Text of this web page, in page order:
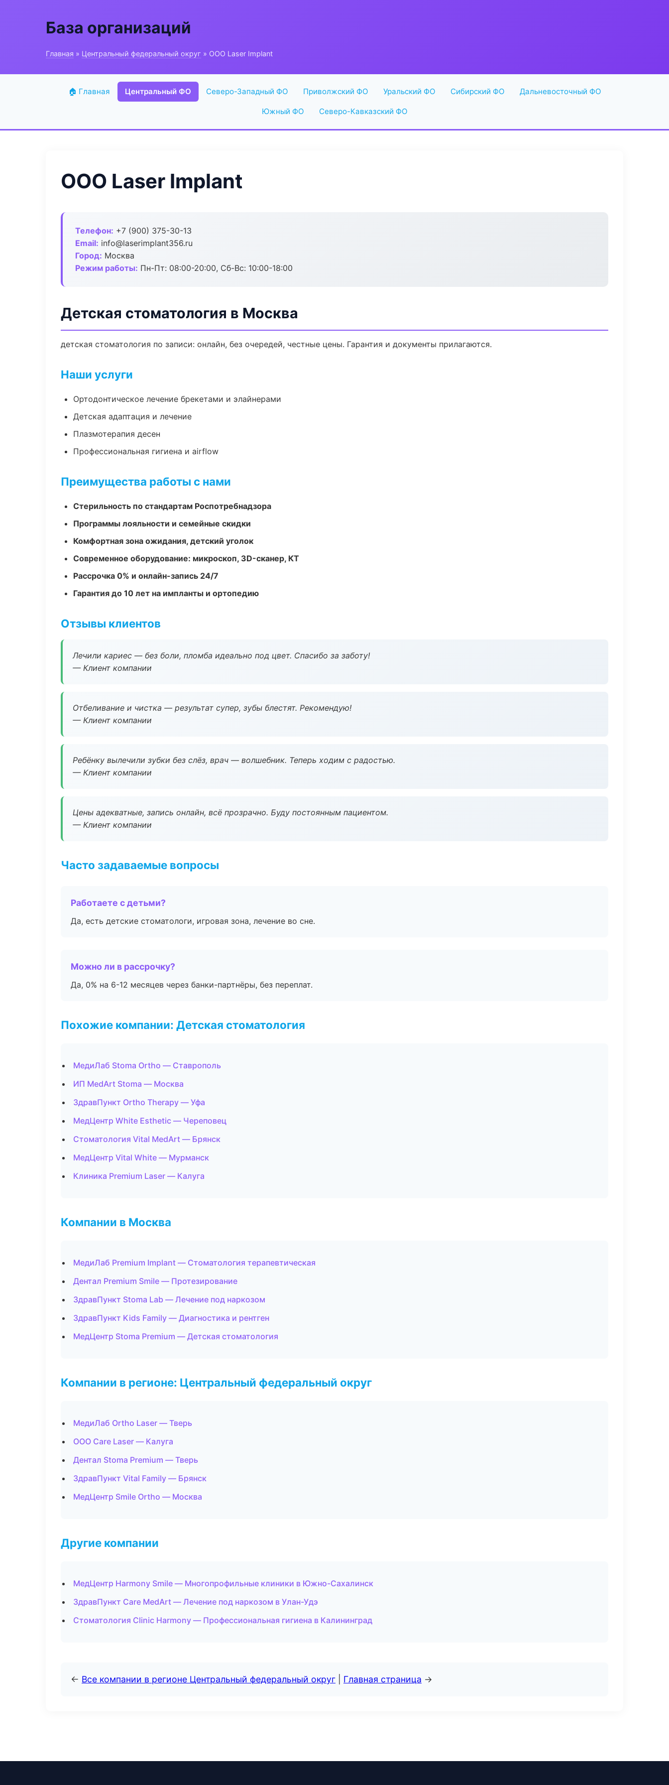
База организаций
Главная » Центральный федеральный округ » ООО Laser Implant
🏠 Главная Центральный ФО Северо-Западный ФО Приволжский ФО Уральский ФО Сибирский ФО Дальневосточный ФО
Южный ФО Северо-Кавказский ФО
ООО Laser Implant
Телефон: +7 (900) 375-30-13
Email: info@laserimplant356.ru
Город: Москва
Режим работы: Пн-Пт: 08:00-20:00, Сб-Вс: 10:00-18:00
Детская стоматология в Москва
детская стоматология по записи: онлайн, без очередей, честные цены. Гарантия и документы прилагаются.
Наши услуги
Ортодонтическое лечение брекетами и элайнерами
Детская адаптация и лечение
Плазмотерапия десен
Профессиональная гигиена и airflow
Преимущества работы с нами
Стерильность по стандартам Роспотребнадзора
Программы лояльности и семейные скидки
Комфортная зона ожидания, детский уголок
Современное оборудование: микроскоп, 3D-сканер, КТ
Рассрочка 0% и онлайн-запись 24/7
Гарантия до 10 лет на импланты и ортопедию
Отзывы клиентов
Лечили кариес — без боли, пломба идеально под цвет. Спасибо за заботу!
— Клиент компании
Отбеливание и чистка — результат супер, зубы блестят. Рекомендую!
— Клиент компании
Ребёнку вылечили зубки без слёз, врач — волшебник. Теперь ходим с радостью.
— Клиент компании
Цены адекватные, запись онлайн, всё прозрачно. Буду постоянным пациентом.
— Клиент компании
Часто задаваемые вопросы
Работаете с детьми?
Да, есть детские стоматологи, игровая зона, лечение во сне.
Можно ли в рассрочку?
Да, 0% на 6-12 месяцев через банки-партнёры, без переплат.
Похожие компании: Детская стоматология
МедиЛаб Stoma Ortho — Ставрополь
ИП MedArt Stoma — Москва
ЗдравПункт Ortho Therapy — Уфа
МедЦентр White Esthetic — Череповец
Стоматология Vital MedArt — Брянск
МедЦентр Vital White — Мурманск
Клиника Premium Laser — Калуга
Компании в Москва
МедиЛаб Premium Implant — Стоматология терапевтическая
Дентал Premium Smile — Протезирование
ЗдравПункт Stoma Lab — Лечение под наркозом
ЗдравПункт Kids Family — Диагностика и рентген
МедЦентр Stoma Premium — Детская стоматология
Компании в регионе: Центральный федеральный округ
МедиЛаб Ortho Laser — Тверь
ООО Care Laser — Калуга
Дентал Stoma Premium — Тверь
ЗдравПункт Vital Family — Брянск
МедЦентр Smile Ortho — Москва
Другие компании
МедЦентр Harmony Smile — Многопрофильные клиники в Южно-Сахалинск
ЗдравПункт Care MedArt — Лечение под наркозом в Улан-Удэ
Стоматология Clinic Harmony — Профессиональная гигиена в Калининград
← Все компании в регионе Центральный федеральный округ Главная страница →